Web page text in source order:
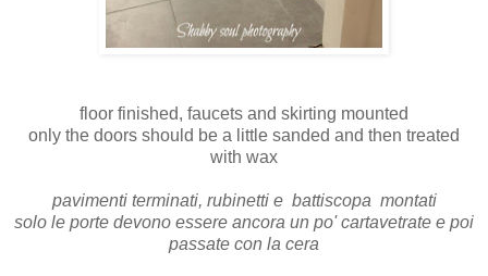
floor finished, faucets and skirting mounted
only the doors should be a little sanded and then treated
with wax
pavimenti terminati, rubinetti e battiscopa montati
solo le porte devono essere ancora un po' cartavetrate e poi
passate con la cera